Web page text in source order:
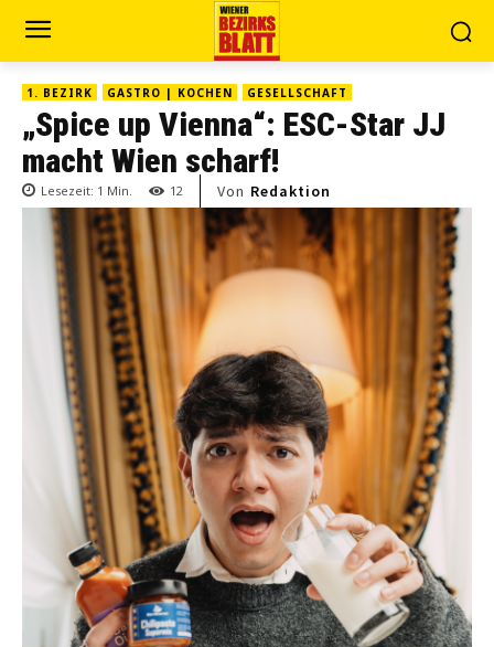
1. BEZIRK GASTRO | KOCHEN GESELLSCHAFT
„Spice up Vienna“: ESC-Star JJ
macht Wien scharf!
Lesezeit: 1 Min. 12 Von Redaktion